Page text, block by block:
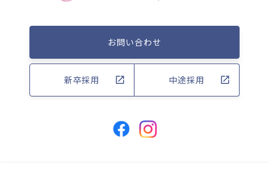
お問い合わせ
新卒採用 中途採用